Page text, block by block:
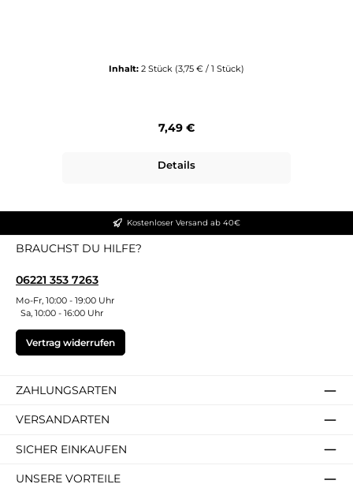
Inhalt: 2 Stück (3,75 € / 1 Stück)
Regulärer Preis:
7,49 €
Details
Kostenloser Versand ab 40€
BRAUCHST DU HILFE?
06221 353 7263
Mo-Fr, 10:00 - 19:00 Uhr
Sa, 10:00 - 16:00 Uhr
Vertrag widerrufen
ZAHLUNGSARTEN
VERSANDARTEN
SICHER EINKAUFEN
UNSERE VORTEILE